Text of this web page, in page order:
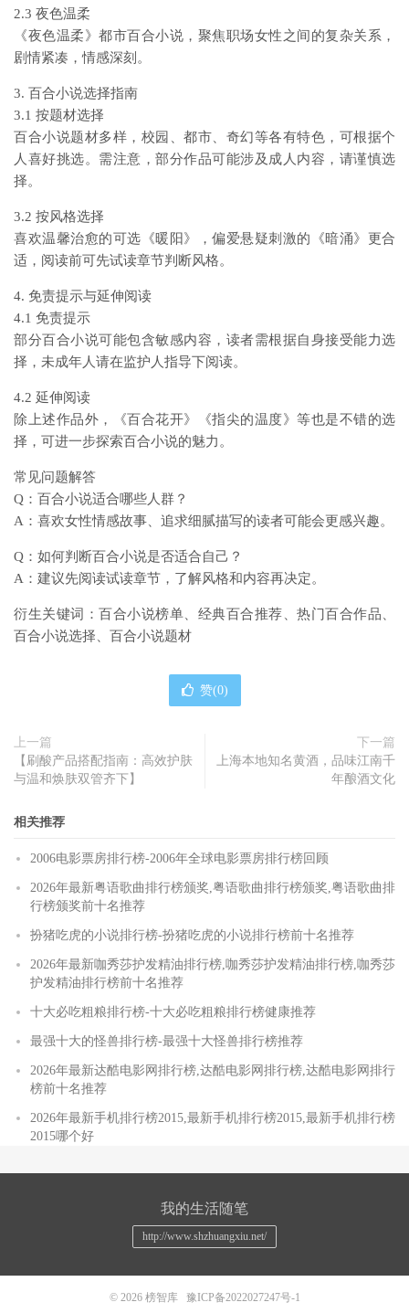
2.3 夜色温柔
《夜色温柔》都市百合小说，聚焦职场女性之间的复杂关系，
剧情紧凑，情感深刻。
3. 百合小说选择指南
3.1 按题材选择
百合小说题材多样，校园、都市、奇幻等各有特色，可根据个
人喜好挑选。需注意，部分作品可能涉及成人内容，请谨慎选
择。
3.2 按风格选择
喜欢温馨治愈的可选《暖阳》，偏爱悬疑刺激的《暗涌》更合
适，阅读前可先试读章节判断风格。
4. 免责提示与延伸阅读
4.1 免责提示
部分百合小说可能包含敏感内容，读者需根据自身接受能力选
择，未成年人请在监护人指导下阅读。
4.2 延伸阅读
除上述作品外，《百合花开》《指尖的温度》等也是不错的选
择，可进一步探索百合小说的魅力。
常见问题解答
Q：百合小说适合哪些人群？
A：喜欢女性情感故事、追求细腻描写的读者可能会更感兴趣。
Q：如何判断百合小说是否适合自己？
A：建议先阅读试读章节，了解风格和内容再决定。
衍生关键词：百合小说榜单、经典百合推荐、热门百合作品、
百合小说选择、百合小说题材
赞(0)
上一篇
【刷酸产品搭配指南：高效护肤
与温和焕肤双管齐下】
下一篇
上海本地知名黄酒，品味江南千
年酿酒文化
相关推荐
2006电影票房排行榜-2006年全球电影票房排行榜回顾
2026年最新粤语歌曲排行榜颁奖,粤语歌曲排行榜颁奖,粤语歌曲排
行榜颁奖前十名推荐
扮猪吃虎的小说排行榜-扮猪吃虎的小说排行榜前十名推荐
2026年最新咖秀莎护发精油排行榜,咖秀莎护发精油排行榜,咖秀莎
护发精油排行榜前十名推荐
十大必吃粗粮排行榜-十大必吃粗粮排行榜健康推荐
最强十大的怪兽排行榜-最强十大怪兽排行榜推荐
2026年最新达酷电影网排行榜,达酷电影网排行榜,达酷电影网排行
榜前十名推荐
2026年最新手机排行榜2015,最新手机排行榜2015,最新手机排行榜
2015哪个好
我的生活随笔
http://www.shzhuangxiu.net/
© 2026 榜智库 豫ICP备2022027247号-1